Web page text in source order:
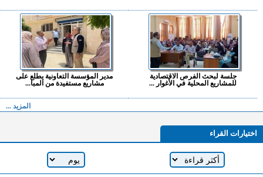
جلسة لبحث الفرص الاقتصادية
للمشاريع المحلية في الأغوار ...
مدير المؤسسة التعاونية يطلع على
مشاريع مستفيدة من المبا...
المزيد ...
اختيارات القراء